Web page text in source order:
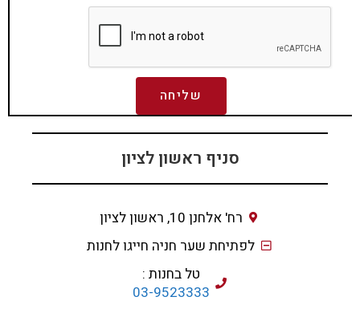
שליחה
סניף ראשון לציון
רח' אלחנן 10, ראשון לציון
לפתיחת שער חניה חייגו לחנות
טל בחנות :
03-9523333